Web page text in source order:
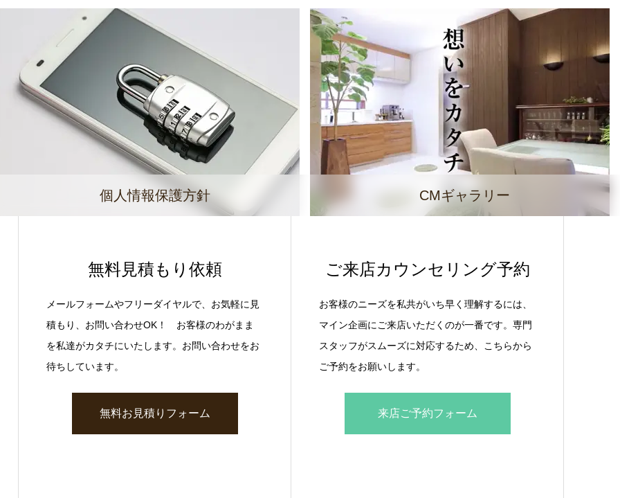
個人情報保護方針 CMギャラリー
無料見積もり依頼
メールフォームやフリーダイヤルで、お気軽に見
積もり、お問い合わせOK！ お客様のわがまま
を私達がカタチにいたします。お問い合わせをお
待ちしています。
無料お見積りフォーム
ご来店カウンセリング予約
お客様のニーズを私共がいち早く理解するには、
マイン企画にご来店いただくのが一番です。専門
スタッフがスムーズに対応するため、こちらから
ご予約をお願いします。
来店ご予約フォーム